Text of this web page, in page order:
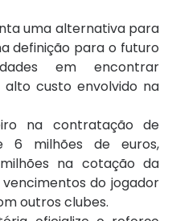
uma alternativa para
definição para o futuro
em encontrar
custo envolvido na
na contratação de
6 milhões de euros,
na cotação da
do jogador
outros clubes.